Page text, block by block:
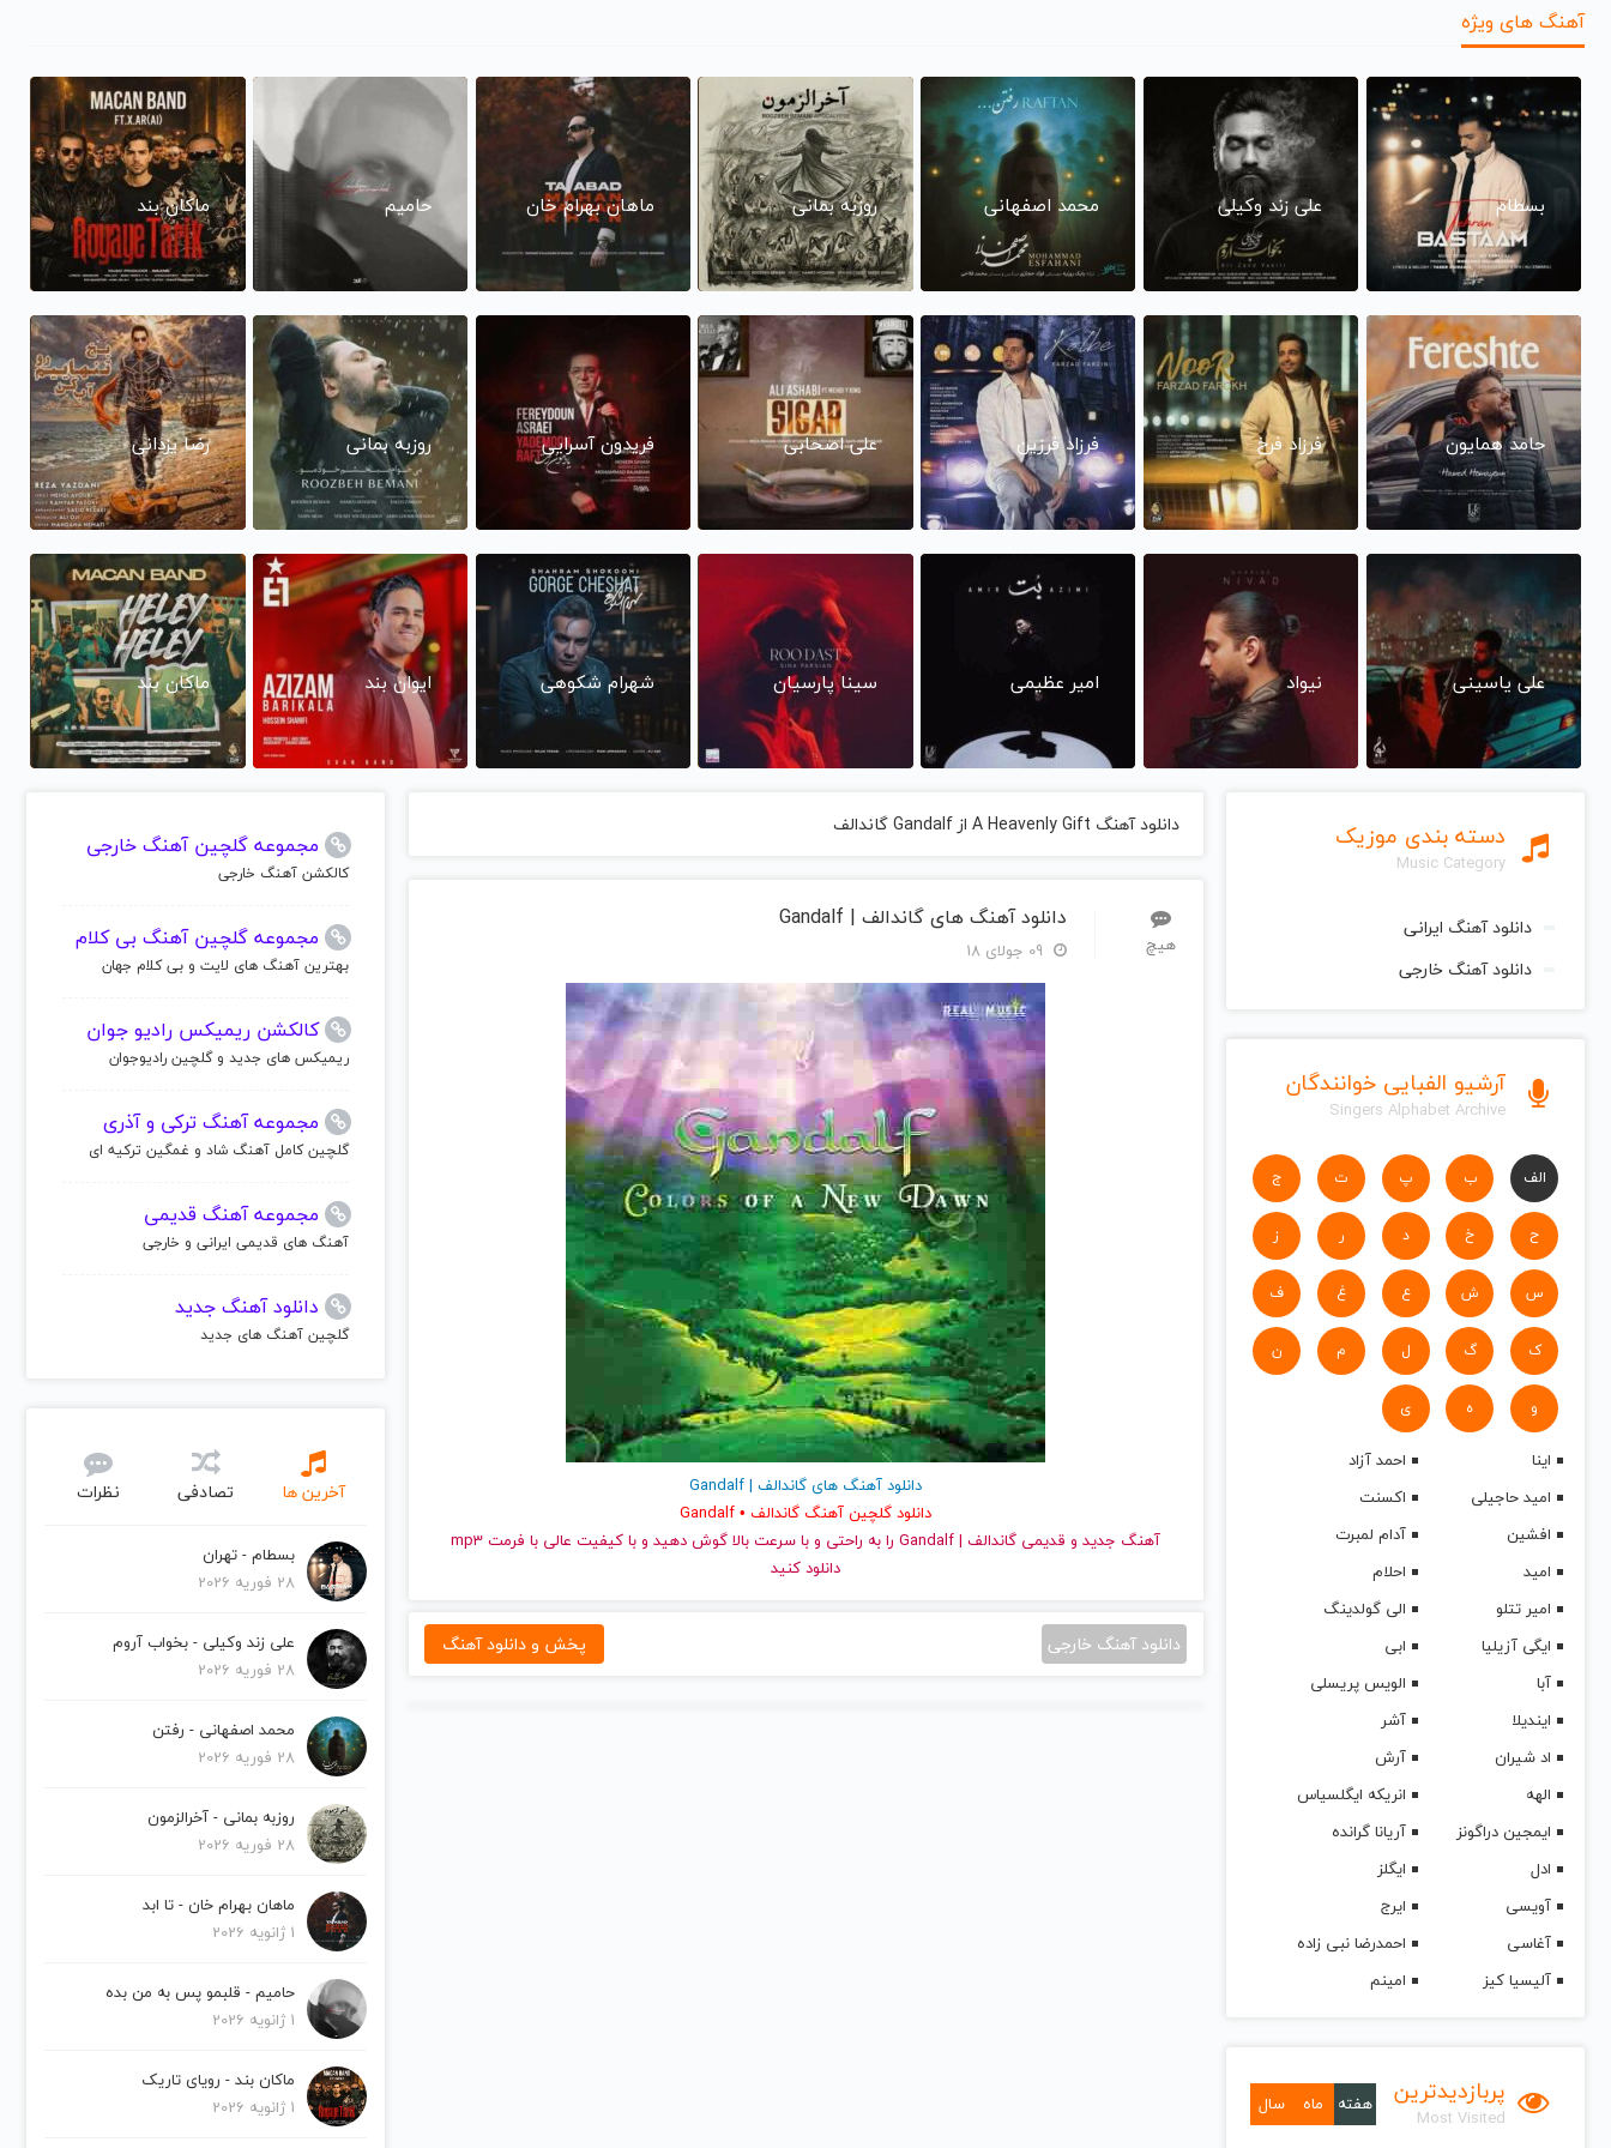
آهنگ های ویژه
بسطام علی زند وکیلی محمد اصفهانی روزبه بمانی ماهان بهرام خان حامیم ماکان بند
حامد همایون فرزاد فرخ فرزاد فرزین علی اصحابی فریدون آسرایی روزبه بمانی رضا یزدانی
علی یاسینی نیواد امیر عظیمی سینا پارسیان شهرام شکوهی ایوان بند ماکان بند
دسته بندی موزیک
Music Category
دانلود آهنگ ایرانی
دانلود آهنگ خارجی
آرشیو الفبایی خوانندگان
Singers Alphabet Archive
الف ب پ ت ج
ح خ د ر ز
س ش ع غ ف
ک گ ل م ن
و ه ی
اینا
احمد آزاد
امید حاجیلی
اکسنت
افشین
آدام لمبرت
امید
احلام
امیر تتلو
الی گولدینگ
ایگی آزیلیا
ابی
آبا
الویس پریسلی
ایندیلا
آشر
اد شیران
آرش
الهه
انریکه ایگلسیاس
ایمجین دراگونز
آریانا گرانده
ادل
ایگلز
آویسی
ایرج
آغاسی
احمدرضا نبی زاده
آلیسیا کیز
امینم
پربازدیدترین
Most Visited
هفته ماه سال
دانلود آهنگ A Heavenly Gift از Gandalf گاندالف
هیچ
دانلود آهنگ های گاندالف | Gandalf
دانلود آهنگ های گاندالف | Gandalf
دانلود گلچین آهنگ گاندالف • Gandalf
آهنگ جدید
و قدیمی گاندالف | Gandalf را به راحتی و با سرعت بالا گوش دهید و با کیفیت عالی با فرمت mp3
دانلود کنید
دانلود آهنگ خارجی پخش و دانلود آهنگ
مجموعه گلچین آهنگ خارجی
کالکشن آهنگ خارجی
مجموعه گلچین آهنگ بی کلام
بهترین آهنگ های لایت و بی کلام جهان
کالکشن ریمیکس رادیو جوان
ریمیکس های جدید و گلچین رادیوجوان
مجموعه آهنگ ترکی و آذری
گلچین کامل آهنگ شاد و غمگین ترکیه ای
مجموعه آهنگ قدیمی
آهنگ های قدیمی ایرانی و خارجی
دانلود آهنگ جدید
گلچین آهنگ های جدید
آخرین ها تصادفی نظرات
بسطام - تهران
28 فوریه 2026
علی زند وکیلی - بخواب آروم
28 فوریه 2026
محمد اصفهانی - رفتن
28 فوریه 2026
روزبه بمانی - آخرالزمون
28 فوریه 2026
ماهان بهرام خان - تا ابد
1 ژانویه 2026
حامیم - قلبمو پس به من بده
1 ژانویه 2026
ماکان بند - رویای تاریک
1 ژانویه 2026